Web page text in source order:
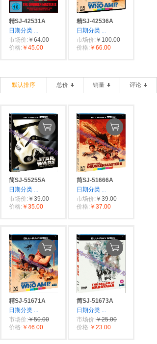
精SJ-42531A
日期分类 ...
市场价:￥64.00
价格: ￥45.00
精SJ-42536A
日期分类 ...
市场价:￥100.00
价格: ￥66.00
默认排序 总价 销量 评论
简SJ-55255A
日期分类 ...
市场价:￥39.00
价格: ￥35.00
简SJ-51666A
日期分类 ...
市场价:￥39.00
价格: ￥37.00
精SJ-51671A
日期分类 ...
市场价:￥50.00
价格: ￥46.00
简SJ-51673A
日期分类 ...
市场价:￥25.00
价格: ￥23.00